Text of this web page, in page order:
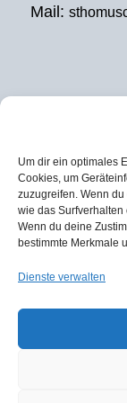
Um dir ein optimales
Cookies, um
zuzugreifen. Wenn
wie das
Wenn du deine
bestimmte Merkmale
Dienste verwalten
Mail:
Julian David
KoRiS –
Fax 0511
Mail: